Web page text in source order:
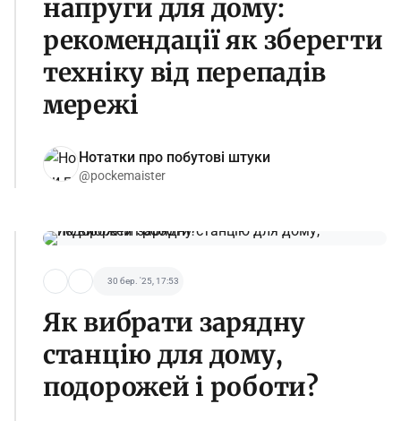
напруги для дому:
рекомендації як зберегти
техніку від перепадів
мережі
Нотатки про побутові штуки
@pockemaister
30 бер. '25, 17:53
Як вибрати зарядну
станцію для дому,
подорожей і роботи?